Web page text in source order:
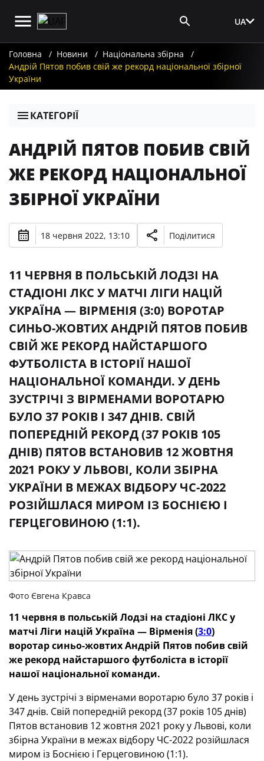
UA
Головна Новини
Національна збірна
Андрій Пятов побив свій же рекорд національної збірної
України
КАТЕГОРІЇ
АНДРІЙ ПЯТОВ ПОБИВ СВІЙ
ЖЕ РЕКОРД НАЦІОНАЛЬНОЇ
ЗБІРНОЇ УКРАЇНИ
18 червня 2022, 13:10 Поділитися
11 ЧЕРВНЯ В ПОЛЬСЬКІЙ ЛОДЗІ НА
СТАДІОНІ ЛКС У МАТЧІ ЛІГИ НАЦІЙ
УКРАЇНА — ВІРМЕНІЯ (3:0) ВОРОТАР
СИНЬО-ЖОВТИХ АНДРІЙ ПЯТОВ ПОБИВ
СВІЙ ЖЕ РЕКОРД НАЙСТАРШОГО
ФУТБОЛІСТА В ІСТОРІЇ НАШОЇ
НАЦІОНАЛЬНОЇ КОМАНДИ. У ДЕНЬ
ЗУСТРІЧІ З ВІРМЕНАМИ ВОРОТАРЮ
БУЛО 37 РОКІВ І 347 ДНІВ. СВІЙ
ПОПЕРЕДНІЙ РЕКОРД (37 РОКІВ 105
ДНІВ) ПЯТОВ ВСТАНОВИВ 12 ЖОВТНЯ
2021 РОКУ У ЛЬВОВІ, КОЛИ ЗБІРНА
УКРАЇНИ В МЕЖАХ ВІДБОРУ ЧС-2022
РОЗІЙШЛАСЯ МИРОМ ІЗ БОСНІЄЮ І
ГЕРЦЕГОВИНОЮ (1:1).
Фото Євгена Кравса
11 червня в польській Лодзі на стадіоні ЛКС у
матчі Ліги націй Україна — Вірменія (3:0)
воротар синьо-жовтих Андрій Пятов побив свій
же рекорд найстаршого футболіста в історії
нашої національної команди.
У день зустрічі з вірменами воротарю було 37 років і
347 днів. Свій попередній рекорд (37 років 105 днів)
Пятов встановив 12 жовтня 2021 року у Львові, коли
збірна України в межах відбору ЧС-2022 розійшлася
миром із Боснією і Герцеговиною (1:1).